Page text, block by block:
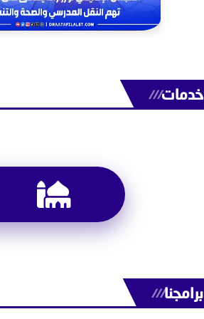
خدمات///
برامجنا///